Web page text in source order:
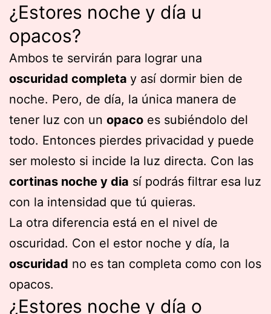
¿Estores noche y día u
opacos?
Ambos te servirán para lograr una
oscuridad completa y así dormir bien de
noche. Pero, de día, la única manera de
tener luz con un opaco es subiéndolo del
todo. Entonces pierdes privacidad y puede
ser molesto si incide la luz directa. Con las
cortinas noche y dia sí podrás filtrar esa luz
con la intensidad que tú quieras.
La otra diferencia está en el nivel de
oscuridad. Con el estor noche y día, la
oscuridad no es tan completa como con los
opacos.
¿Estores noche y día o